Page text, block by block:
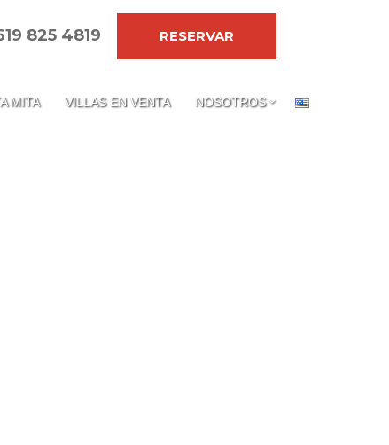
825 4819 RESERVAR
MITA VILLAS EN VENTA NOSOTROS